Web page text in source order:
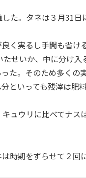
た。タネは３月31日
く実るし手間も省
せいか、中に分け
た。そのため多く
といっても残滓は肥
ュウリに比べてナス
時期をずらせて２回